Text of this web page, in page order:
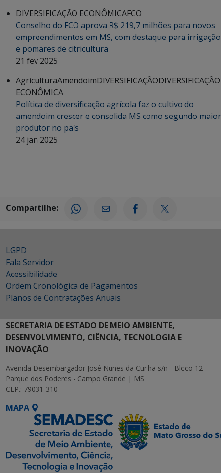
DIVERSIFICAÇÃO ECONÔMICAFCO
Conselho do FCO aprova R$ 219,7 milhões para novos
empreendimentos em MS, com destaque para irrigação
e pomares de citricultura
21 fev 2025
AgriculturaAmendoimDIVERSIFICAÇÃODIVERSIFICAÇÃO
ECONÔMICA
Política de diversificação agrícola faz o cultivo do
amendoim crescer e consolida MS como segundo maior
produtor no país
24 jan 2025
Compartilhe:
LGPD
Fala Servidor
Acessibilidade
Ordem Cronológica de Pagamentos
Planos de Contratações Anuais
SECRETARIA DE ESTADO DE MEIO AMBIENTE,
DESENVOLVIMENTO, CIÊNCIA, TECNOLOGIA E
INOVAÇÃO
Avenida Desembargador José Nunes da Cunha s/n - Bloco 12
Parque dos Poderes - Campo Grande | MS
CEP.: 79031-310
MAPA